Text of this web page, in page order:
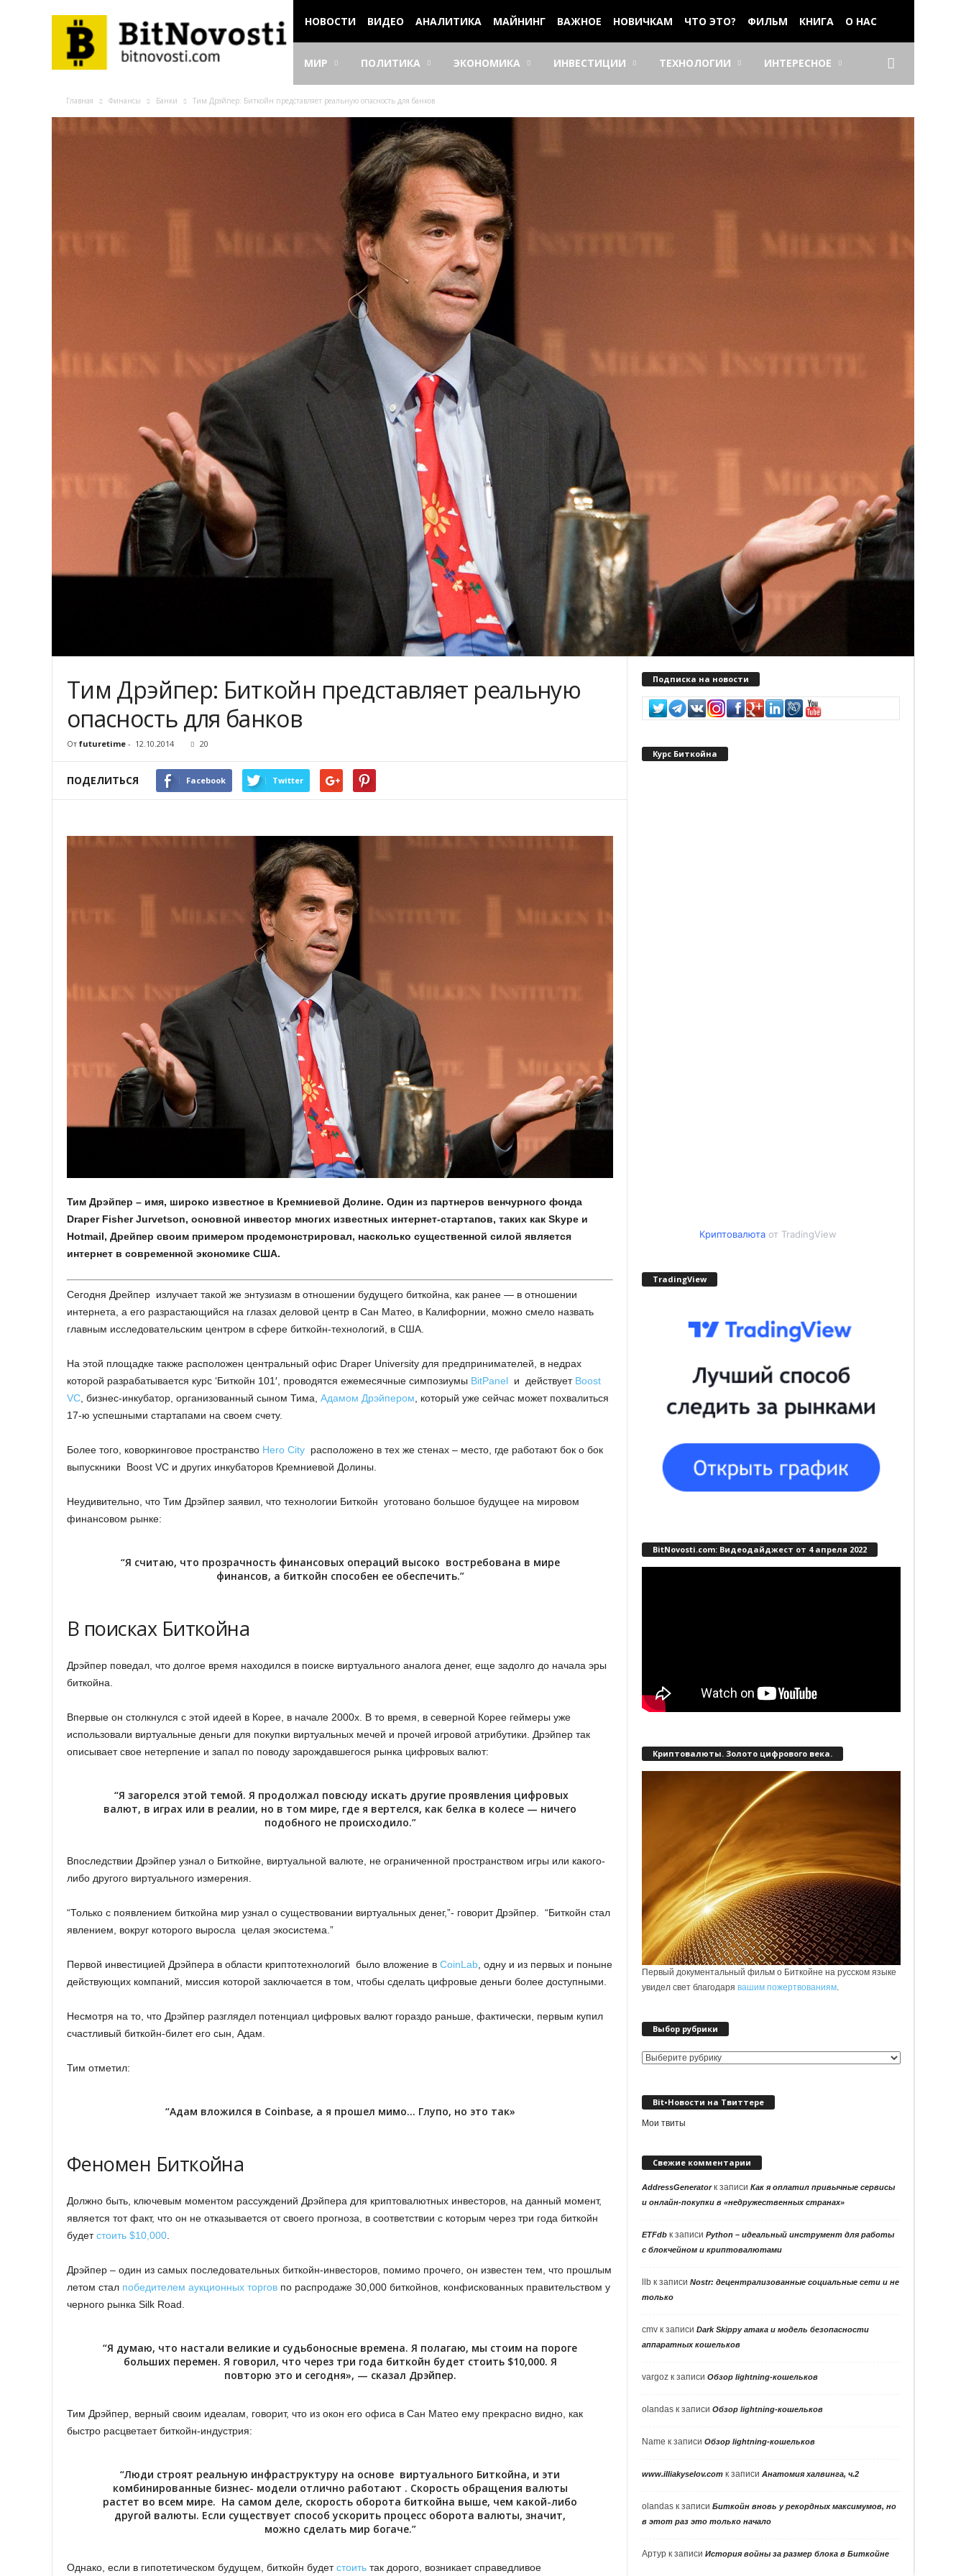
НОВОСТИ ВИДЕО АНАЛИТИКА МАЙНИНГ ВАЖНОЕ НОВИЧКАМ ЧТО ЭТО? ФИЛЬМ КНИГА О НАС
МИР ПОЛИТИКА ЭКОНОМИКА ИНВЕСТИЦИИ ТЕХНОЛОГИИ ИНТЕРЕСНОЕ
Главная Финансы Банки Тим Дрэйпер: Биткойн представляет реальную опасность для банков
Тим Дрэйпер: Биткойн представляет реальную
опасность для банков
От futuretime - 12.10.2014 20
ПОДЕЛИТЬСЯ Facebook Twitter
Тим Дрэйпер – имя, широко известное в Кремниевой Долине. Один из партнеров венчурного фонда
Draper Fisher Jurvetson, основной инвестор многих известных интернет-стартапов, таких как Skype и
Hotmail, Дрейпер своим примером продемонстрировал, насколько существенной силой является
интернет в современной экономике США.
Сегодня Дрейпер излучает такой же энтузиазм в отношении будущего биткойна, как ранее — в отношении
интернета, а его разрастающийся на глазах деловой центр в Сан Матео, в Калифорнии, можно смело назвать
главным исследовательским центром в сфере биткойн-технологий, в США.
На этой площадке также расположен центральный офис Draper University для предпринимателей, в недрах
которой разрабатывается курс ‘Биткойн 101′, проводятся ежемесячные симпозиумы BitPanel и действует Boost
VC , бизнес-инкубатор, организованный сыном Тима, Адамом Дрэйпером , который уже сейчас может похвалиться
17-ю успешными стартапами на своем счету.
Более того, коворкинговое пространство Hero City расположено в тех же стенах – место, где работают бок о бок
выпускники Boost VC и других инкубаторов Кремниевой Долины.
Неудивительно, что Тим Дрэйпер заявил, что технологии Биткойн уготовано большое будущее на мировом
финансовом рынке:
“Я считаю, что прозрачность финансовых операций высоко востребована в мире
финансов, а биткойн способен ее обеспечить.”
В поисках Биткойна
Дрэйпер поведал, что долгое время находился в поиске виртуального аналога денег, еще задолго до начала эры
биткойна.
Впервые он столкнулся с этой идеей в Корее, в начале 2000х. В то время, в северной Корее геймеры уже
использовали виртуальные деньги для покупки виртуальных мечей и прочей игровой атрибутики. Дрэйпер так
описывает свое нетерпение и запал по поводу зарождавшегося рынка цифровых валют:
“Я загорелся этой темой. Я продолжал повсюду искать другие проявления цифровых
валют, в играх или в реалии, но в том мире, где я вертелся, как белка в колесе — ничего
подобного не происходило.”
Впоследствии Дрэйпер узнал о Биткойне, виртуальной валюте, не ограниченной пространством игры или какого-
либо другого виртуального измерения.
“Только с появлением биткойна мир узнал о существовании виртуальных денег,”- говорит Дрэйпер. “Биткойн стал
явлением, вокруг которого выросла целая экосистема.”
Первой инвестицией Дрэйпера в области криптотехнологий было вложение в CoinLab , одну и из первых и поныне
действующих компаний, миссия которой заключается в том, чтобы сделать цифровые деньги более доступными.
Несмотря на то, что Дрэйпер разглядел потенциал цифровых валют гораздо раньше, фактически, первым купил
счастливый биткойн-билет его сын, Адам.
Тим отметил:
“Адам вложился в Coinbase, а я прошел мимо… Глупо, но это так»
Феномен Биткойна
Должно быть, ключевым моментом рассуждений Дрэйпера для криптовалютных инвесторов, на данный момент,
является тот факт, что он не отказывается от своего прогноза, в соответствии с которым через три года биткойн
будетстоить $10,000
Дрэйпер – один из самых последовательных биткойн-инвесторов, помимо прочего, он известен тем, что прошлым
летом стал победителем аукционных торгов по распродаже 30,000 биткойнов, конфискованных правительством у
черного рынка Silk Road.
“Я думаю, что настали великие и судьбоносные времена. Я полагаю, мы стоим на пороге
больших перемен. Я говорил, что через три года биткойн будет стоить $10,000. Я
повторю это и сегодня», — сказал Дрэйпер.
Тим Дрэйпер, верный своим идеалам, говорит, что из окон его офиса в Сан Матео ему прекрасно видно, как
быстро расцветает биткойн-индустрия:
“Люди строят реальную инфраструктуру на основе виртуального Биткойна, и эти
комбинированные бизнес- модели отлично работают . Скорость обращения валюты
растет во всем мире. На самом деле, скорость оборота биткойна выше, чем какой-либо
другой валюты. Если существует способ ускорить процесс оборота валюты, значит,
можно сделать мир богаче.”
Однако, если в гипотетическом будущем, биткойн будетстоить так дорого, возникает справедливое
Подписка на новости
Курс Биткойна
Криптовалютаот TradingView
TradingView
BitNovosti.com: Видеодайджест от 4 апреля 2022
Криптовалюты. Золото цифрового века.
Первый документальный фильм о Биткойне на русском языке
увидел свет благодарявашим пожертвованиям.
Выбор рубрики
Выбор
Bit•Новости на Твиттере
Мои твиты
Свежие комментарии
AddressGeneratorк записиКак я оплатил привычные сервисы
и онлайн-покупки в «недружественных странах»
ETFdb к записиPython – идеальный инструмент для работы
с блокчейном и криптовалютами
llb к записиNostr: децентрализованные социальные сети и не
только
cmv к записиDark Skippy атака и модель безопасности
аппаратных кошельков
vargoz к записиОбзор lightning-кошельков
olandas к записиОбзор lightning-кошельков
Name к записиОбзор lightning-кошельков
www.illiakyselov.com к записиАнатомия халвинга, ч.2
olandas к записиБиткойн вновь у рекордных максимумов, но
в этот раз это только начало
Артур к записиИстория войны за размер блока в Биткойне